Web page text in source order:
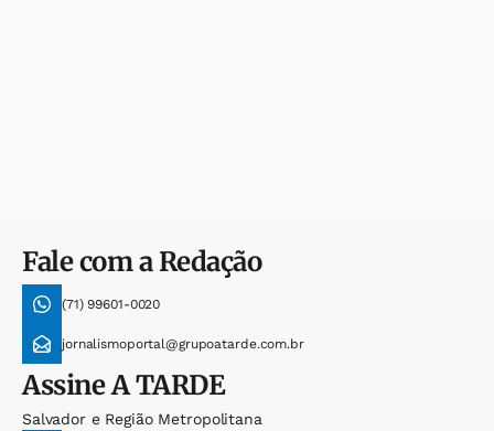
Fale com a Redação
(71) 99601-0020
jornalismoportal@grupoatarde.com.br
AssineA TARDE
Salvador e Região Metropolitana